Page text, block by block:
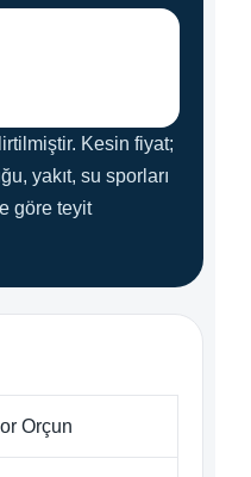
Kesin fiyat;
yakıt, su sporları
göre teyit
Orçun